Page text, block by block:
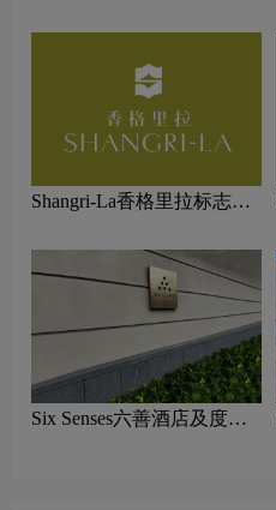
Shangri-La香格里拉标志设
Six Senses六善酒店及度假